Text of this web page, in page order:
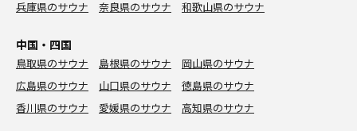
兵庫県のサウナ
奈良県のサウナ 和歌山県のサウナ
中国・四国
鳥取県のサウナ 島根県のサウナ
岡山県のサウナ
広島県のサウナ
山口県のサウナ
徳島県のサウナ
香川県のサウナ
愛媛県のサウナ 高知県のサウナ